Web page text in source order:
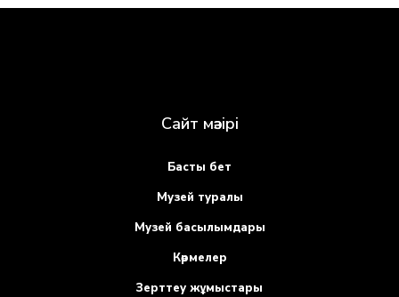
Сайт мәзірі
Басты бет
Музей туралы
Музей басылымдары
Көрмелер
Зерттеу жұмыстары